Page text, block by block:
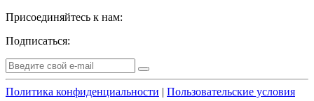
Присоединяйтесь к нам:
Подписаться:
Политика конфиденциальности | Пользовательские условия